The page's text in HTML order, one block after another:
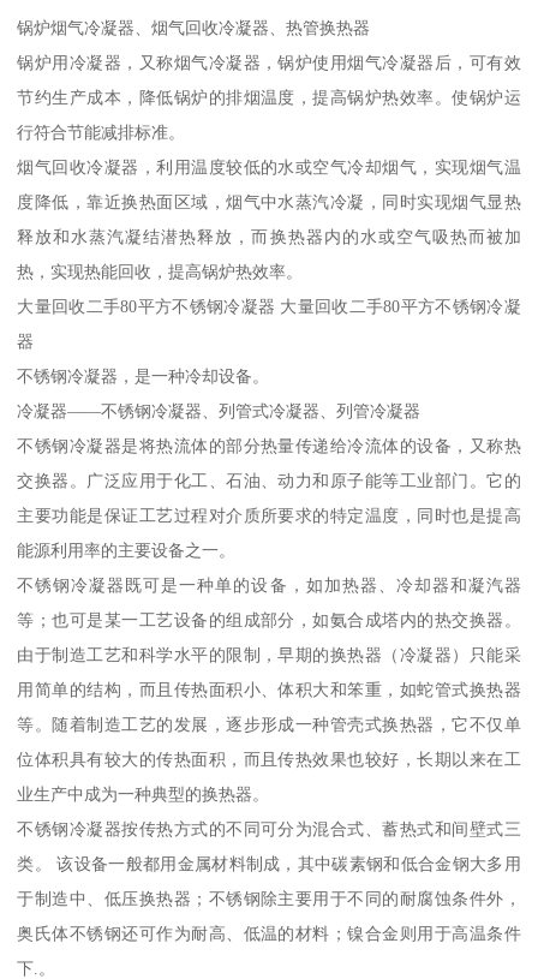
锅炉烟气冷凝器、烟气回收冷凝器、热管换热器
锅炉用冷凝器，又称烟气冷凝器，锅炉使用烟气冷凝器后，可有效
节约生产成本，降低锅炉的排烟温度，提高锅炉热效率。使锅炉运
行符合节能减排标准。
烟气回收冷凝器，利用温度较低的水或空气冷却烟气，实现烟气温
度降低，靠近换热面区域，烟气中水蒸汽冷凝，同时实现烟气显热
释放和水蒸汽凝结潜热释放，而换热器内的水或空气吸热而被加
热，实现热能回收，提高锅炉热效率。
大量回收二手80平方不锈钢冷凝器 大量回收二手80平方不锈钢冷凝
器
不锈钢冷凝器，是一种冷却设备。
冷凝器——不锈钢冷凝器、列管式冷凝器、列管冷凝器
不锈钢冷凝器是将热流体的部分热量传递给冷流体的设备，又称热
交换器。广泛应用于化工、石油、动力和原子能等工业部门。它的
主要功能是保证工艺过程对介质所要求的特定温度，同时也是提高
能源利用率的主要设备之一。
不锈钢冷凝器既可是一种单的设备，如加热器、冷却器和凝汽器
等；也可是某一工艺设备的组成部分，如氨合成塔内的热交换器。
由于制造工艺和科学水平的限制，早期的换热器（冷凝器）只能采
用简单的结构，而且传热面积小、体积大和笨重，如蛇管式换热器
等。随着制造工艺的发展，逐步形成一种管壳式换热器，它不仅单
位体积具有较大的传热面积，而且传热效果也较好，长期以来在工
业生产中成为一种典型的换热器。
不锈钢冷凝器按传热方式的不同可分为混合式、蓄热式和间壁式三
类。 该设备一般都用金属材料制成，其中碳素钢和低合金钢大多用
于制造中、低压换热器；不锈钢除主要用于不同的耐腐蚀条件外，
奥氏体不锈钢还可作为耐高、低温的材料；镍合金则用于高温条件
下.。